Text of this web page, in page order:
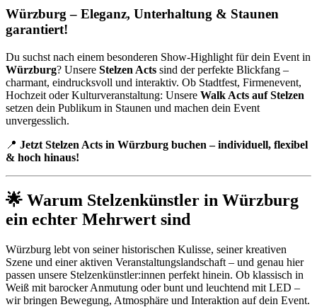
Würzburg – Eleganz, Unterhaltung & Staunen
garantiert!
Du suchst nach einem besonderen Show-Highlight für dein Event in
Würzburg? Unsere Stelzen Acts sind der perfekte Blickfang –
charmant, eindrucksvoll und interaktiv. Ob Stadtfest, Firmenevent,
Hochzeit oder Kulturveranstaltung: Unsere Walk Acts auf Stelzen
setzen dein Publikum in Staunen und machen dein Event
unvergesslich.
📍 Jetzt Stelzen Acts in Würzburg buchen – individuell, flexibel
& hoch hinaus!
🌟 Warum Stelzenkünstler in Würzburg
ein echter Mehrwert sind
Würzburg lebt von seiner historischen Kulisse, seiner kreativen
Szene und einer aktiven Veranstaltungslandschaft – und genau hier
passen unsere Stelzenkünstler:innen perfekt hinein. Ob klassisch in
Weiß mit barocker Anmutung oder bunt und leuchtend mit LED –
wir bringen Bewegung, Atmosphäre und Interaktion auf dein Event.